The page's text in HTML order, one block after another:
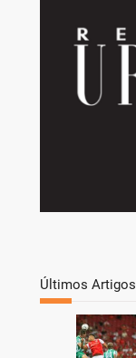
Últimos Artigos